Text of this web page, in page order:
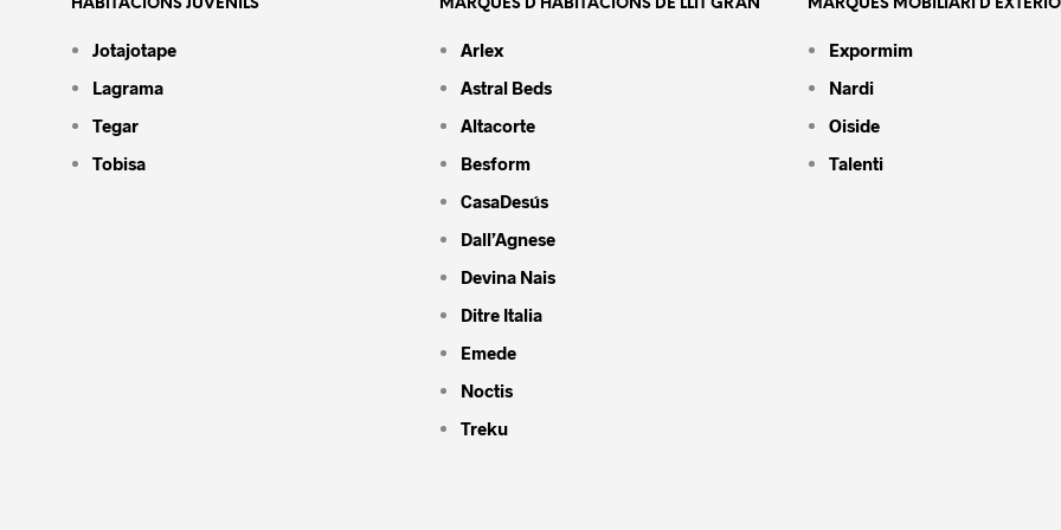
HABITACIONS JUVENILS
Jotajotape
Lagrama
Tegar
Tobisa
MARQUES D’HABITACIONS DE LLIT GRAN
Arlex
Astral Beds
Altacorte
Besform
CasaDesús
Dall’Agnese
Devina Nais
Ditre Italia
Emede
Noctis
Treku
MARQUES MOBILIARI
Expormim
Nardi
Oiside
Talenti